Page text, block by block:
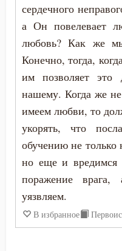
Друг
Духовная жизнь
Еда
Ересь
Забота
Дионисий
Епифаний Кипрский
Ефрем Сирин
Зосима
Иаков Низибийский
Игнатий
Игнатий Брянчанинов
сердечного
а Он повелевает
любовь? Как же
Конечно, тогда,
им позволяет это
нашему. Когда же
имеем любви, то
укорять, что
обучению не только
но еще и
поражение
уязвляем.
В избранное